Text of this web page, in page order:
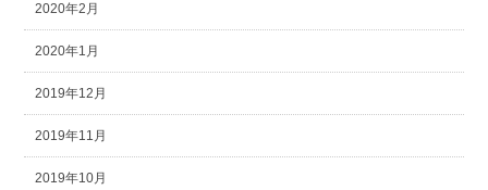
2020年2月
2020年1月
2019年12月
2019年11月
2019年10月